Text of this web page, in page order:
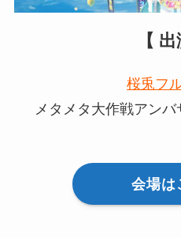
【 出
桜兎フ
メタメタ大作戦アン
会場は